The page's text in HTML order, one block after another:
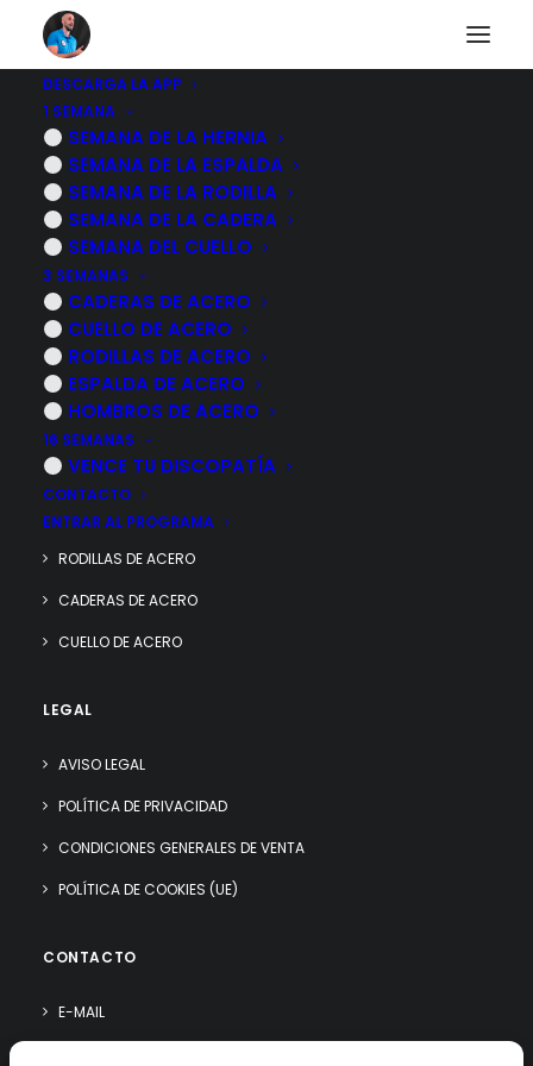
DESCARGA LA APP
1 SEMANA
SEMANA DE LA HERNIA
SEMANA DE LA ESPALDA
SEMANA DE LA RODILLA
SEMANA DE LA CADERA
SEMANA DEL CUELLO
3 SEMANAS
CADERAS DE ACERO
CUELLO DE ACERO
RODILLAS DE ACERO
ESPALDA DE ACERO
HOMBROS DE ACERO
16 SEMANAS
VENCE TU DISCOPATÍA
CONTACTO
ENTRAR AL PROGRAMA
RESTABLECER
CONTRASEÑA
PROGRAMAS
HERNIA DISCAL LUMBAR
ESPALDA DE ACERO
RODILLAS DE ACERO
CADERAS DE ACERO
CUELLO DE ACERO
LEGAL
AVISO LEGAL
POLÍTICA DE PRIVACIDAD
CONDICIONES GENERALES DE VENTA
POLÍTICA DE COOKIES (UE)
CONTACTO
E-MAIL